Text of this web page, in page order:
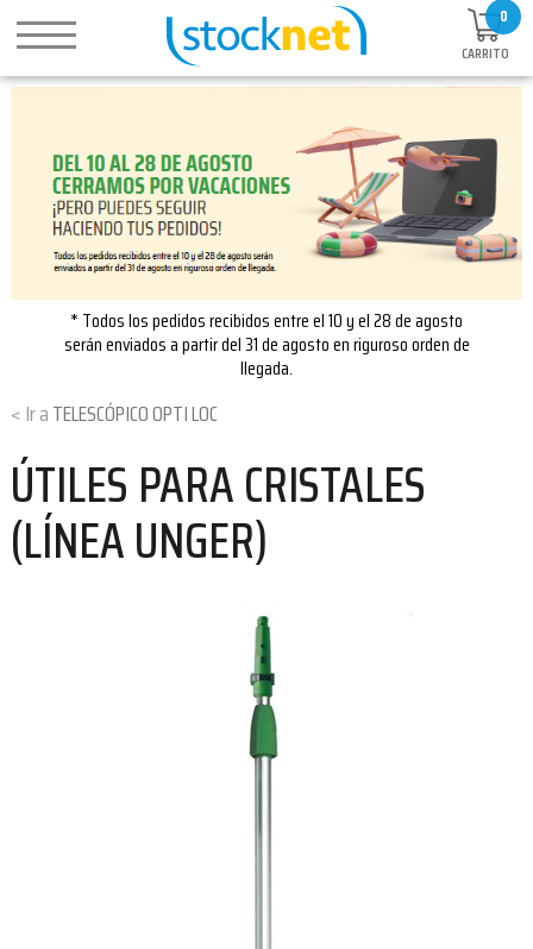
0
CARRITO
* Todos los pedidos recibidos entre el 10 y el 28 de agosto
serán enviados a partir del 31 de agosto en riguroso orden de
llegada.
TELESCÓPICO OPTI LOC
ÚTILES PARA CRISTALES
(LÍNEA UNGER)